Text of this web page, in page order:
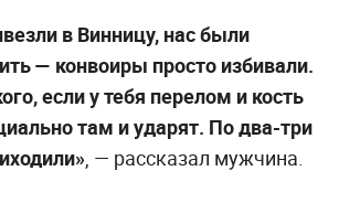
в Винницу, нас были
— конвоиры просто избивали.
если у тебя перелом и кость
там и ударят. По два-три
, — рассказал мужчина.